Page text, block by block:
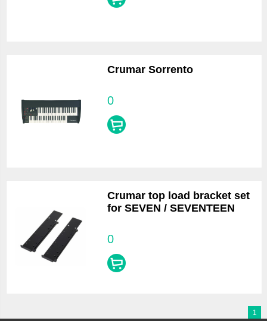
Crumar Sorrento
0
Crumar top load bracket set
for SEVEN / SEVENTEEN
0
1